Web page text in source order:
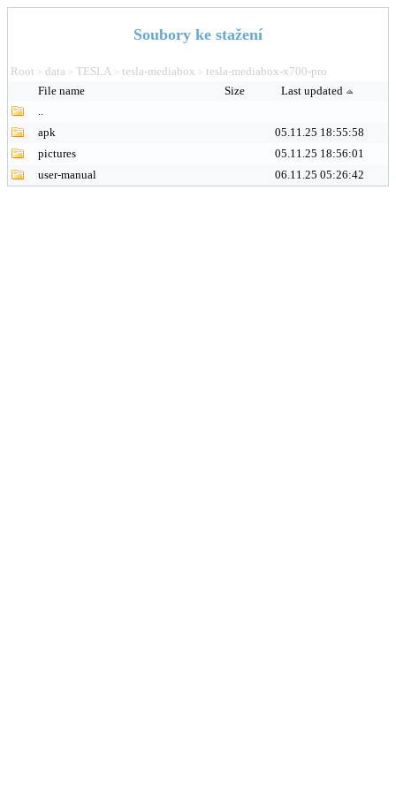
Soubory ke stažení
Root > data > TESLA > tesla-mediabox > tesla-mediabox-x700-pro
File name
Size
Last updated
..
apk
05.11.25 18:55:58
pictures
05.11.25 18:56:01
user-manual
06.11.25 05:26:42